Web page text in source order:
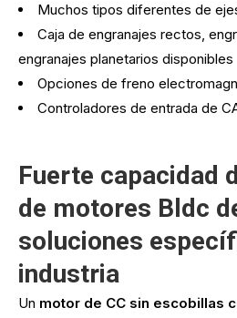
Muchos tipos diferentes de
Caja de engranajes rectos,
engranajes planetarios disponibles
Opciones de freno
Controladores de entrada de
Fuerte capacidad
de motores Bldc
soluciones
industria
Un motor de CC sin escobillas